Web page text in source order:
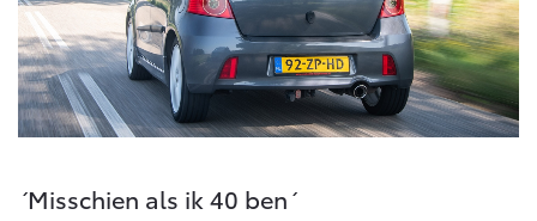
´Misschien als ik 40 ben´